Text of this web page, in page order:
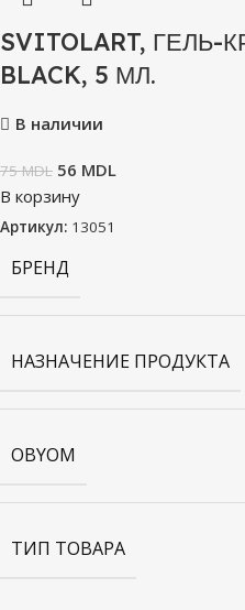
SVITOLART, ГЕЛЬ-
BLACK, 5 МЛ.
В наличии
75MDL 56 MDL
В корзину
Артикул: 13051
БРЕНД
НАЗНАЧЕНИЕ ПРОДУКТА
OBYOM
ТИП ТОВАРА